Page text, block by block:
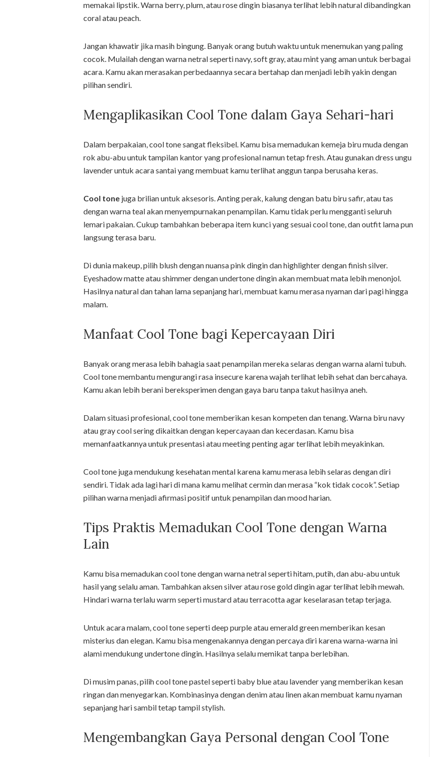
memakai lipstik. Warna berry, plum, atau rose dingin biasanya terlihat lebih natural dibandingkan
coral atau peach.
Jangan khawatir jika masih bingung. Banyak orang butuh waktu untuk menemukan yang paling
cocok. Mulailah dengan warna netral seperti navy, soft gray, atau mint yang aman untuk berbagai
acara. Kamu akan merasakan perbedaannya secara bertahap dan menjadi lebih yakin dengan
pilihan sendiri.
Mengaplikasikan Cool Tone dalam Gaya Sehari-hari
Dalam berpakaian, cool tone sangat fleksibel. Kamu bisa memadukan kemeja biru muda dengan
rok abu-abu untuk tampilan kantor yang profesional namun tetap fresh. Atau gunakan dress ungu
lavender untuk acara santai yang membuat kamu terlihat anggun tanpa berusaha keras.
Cool tone juga brilian untuk aksesoris. Anting perak, kalung dengan batu biru safir, atau tas
dengan warna teal akan menyempurnakan penampilan. Kamu tidak perlu mengganti seluruh
lemari pakaian. Cukup tambahkan beberapa item kunci yang sesuai cool tone, dan outfit lama pun
langsung terasa baru.
Di dunia makeup, pilih blush dengan nuansa pink dingin dan highlighter dengan finish silver.
Eyeshadow matte atau shimmer dengan undertone dingin akan membuat mata lebih menonjol.
Hasilnya natural dan tahan lama sepanjang hari, membuat kamu merasa nyaman dari pagi hingga
malam.
Manfaat Cool Tone bagi Kepercayaan Diri
Banyak orang merasa lebih bahagia saat penampilan mereka selaras dengan warna alami tubuh.
Cool tone membantu mengurangi rasa insecure karena wajah terlihat lebih sehat dan bercahaya.
Kamu akan lebih berani bereksperimen dengan gaya baru tanpa takut hasilnya aneh.
Dalam situasi profesional, cool tone memberikan kesan kompeten dan tenang. Warna biru navy
atau gray cool sering dikaitkan dengan kepercayaan dan kecerdasan. Kamu bisa
memanfaatkannya untuk presentasi atau meeting penting agar terlihat lebih meyakinkan.
Cool tone juga mendukung kesehatan mental karena kamu merasa lebih selaras dengan diri
sendiri. Tidak ada lagi hari di mana kamu melihat cermin dan merasa “kok tidak cocok”. Setiap
pilihan warna menjadi afirmasi positif untuk penampilan dan mood harian.
Tips Praktis Memadukan Cool Tone dengan Warna
Lain
Kamu bisa memadukan cool tone dengan warna netral seperti hitam, putih, dan abu-abu untuk
hasil yang selalu aman. Tambahkan aksen silver atau rose gold dingin agar terlihat lebih mewah.
Hindari warna terlalu warm seperti mustard atau terracotta agar keselarasan tetap terjaga.
Untuk acara malam, cool tone seperti deep purple atau emerald green memberikan kesan
misterius dan elegan. Kamu bisa mengenakannya dengan percaya diri karena warna-warna ini
alami mendukung undertone dingin. Hasilnya selalu memikat tanpa berlebihan.
Di musim panas, pilih cool tone pastel seperti baby blue atau lavender yang memberikan kesan
ringan dan menyegarkan. Kombinasinya dengan denim atau linen akan membuat kamu nyaman
sepanjang hari sambil tetap tampil stylish.
Mengembangkan Gaya Personal dengan Cool Tone